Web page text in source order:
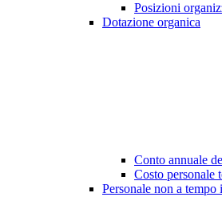
Posizioni
Dotazione organica
Conto annuale
Costo personale
Personale non a tempo